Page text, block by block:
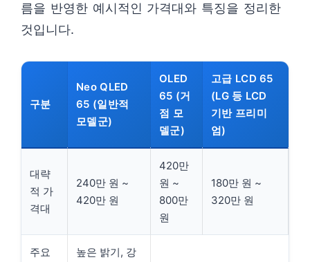
름을 반영한 예시적인 가격대와 특징을 정리한
것입니다.
구분
Neo QLED
65 (일반적
모델군)
OLED
65 (거
점 모
델군)
고급 LCD 65
(LG 등 LCD
기반 프리미
엄)
대략
적 가
격대
240만 원 ~
420만 원
420만
원 ~
800만
원
180만 원 ~
320만 원
주요
높은 밝기, 강